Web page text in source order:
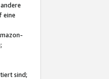
eine
sind;